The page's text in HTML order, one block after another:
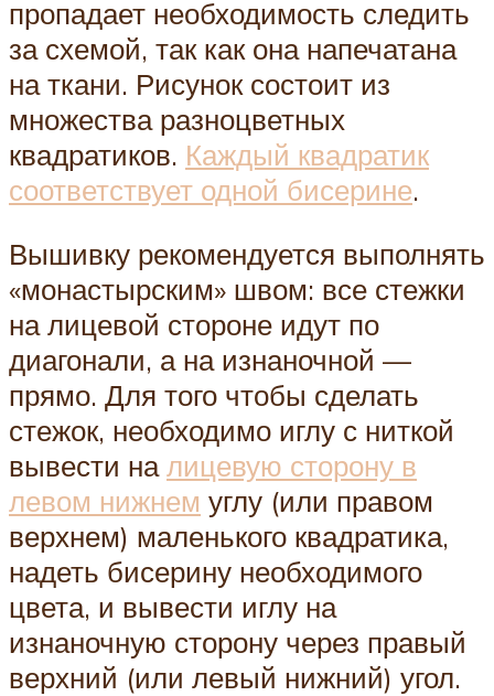
пропадает необходимость следить
за схемой, так как она напечатана
на ткани. Рисунок состоит из
множества разноцветных
квадратиков. Каждый квадратик
соответствует одной бисерине.
Вышивку рекомендуется выполнять
«монастырским» швом: все стежки
на лицевой стороне идут по
диагонали, а на изнаночной —
прямо. Для того чтобы сделать
стежок, необходимо иглу с ниткой
вывести налицевую сторону в
левом нижнем углу (или правом
верхнем) маленького квадратика,
надеть бисерину необходимого
цвета, и вывести иглу на
изнаночную сторону через правый
верхний (или левый нижний) угол.